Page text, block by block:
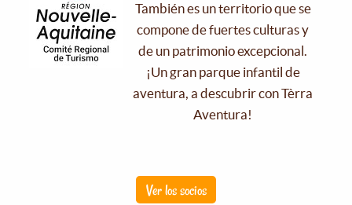
También es un territorio que se
compone de fuertes culturas y
de un patrimonio excepcional.
¡Un gran parque infantil de
aventura, a descubrir con Tèrra
Aventura!
Ver los socios